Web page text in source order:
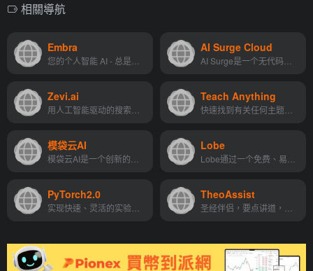
相關導航
Embra AI Surge Cloud
Zevi.ai Teach Anything
模袋云AI Lobe
PyTorch2.0 TheoAssist